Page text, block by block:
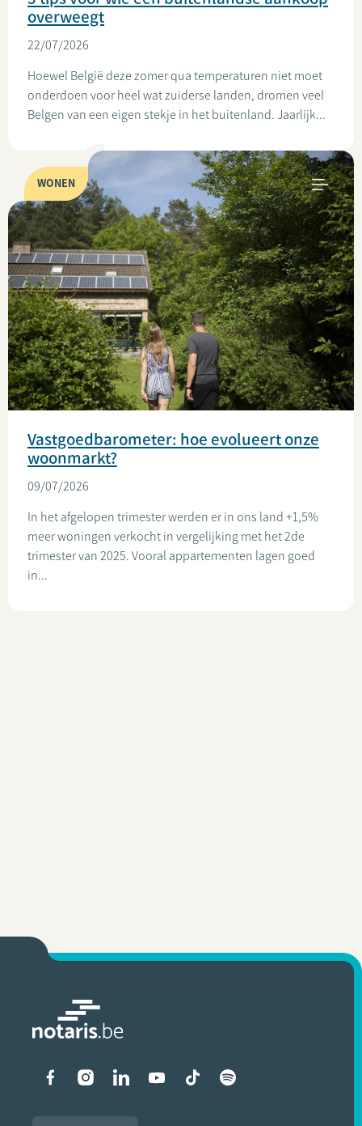
overweegt
22/07/2026
Hoewel België deze zomer qua temperaturen niet moet
onderdoen voor heel wat zuiderse landen, dromen veel
Belgen van een eigen stekje in het buitenland. Jaarlijk...
WONEN
Vastgoedbarometer: hoe evolueert onze
woonmarkt?
09/07/2026
In het afgelopen trimester werden er in ons land +1,5%
meer woningen verkocht in vergelijking met het 2de
trimester van 2025. Vooral appartementen lagen goed
in...
Liens vers les réseaux